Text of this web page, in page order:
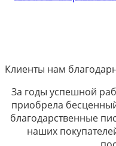
Клиенты нам
За годы успешной
приобрела
благодарственные
наших